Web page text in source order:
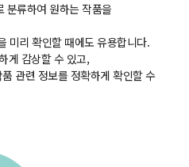
분류하여 원하는 작품을
미리 확인할 때에도 유용합니다.
게 감상할 수 있고,
관련 정보를 정확하게 확인할 수